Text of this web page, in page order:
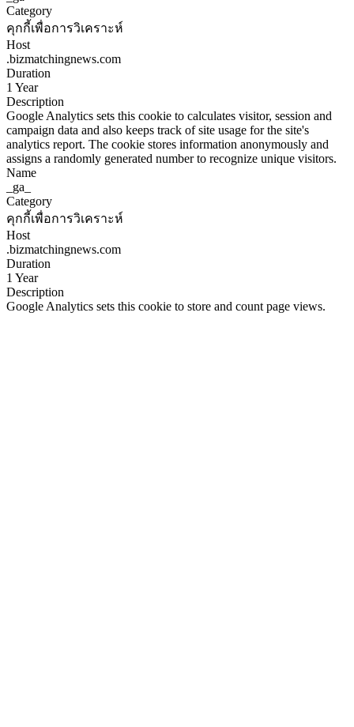
Category
คุกกี้เพื่อการวิเคราะห์
Host
.bizmatchingnews.com
Duration
1 Year
Description
Google Analytics sets this cookie to calculates visitor, session and
campaign data and also keeps track of site usage for the site's
analytics report. The cookie stores information anonymously and
assigns a randomly generated number to recognize unique visitors.
Name
_ga_
Category
คุกกี้เพื่อการวิเคราะห์
Host
.bizmatchingnews.com
Duration
1 Year
Description
Google Analytics sets this cookie to store and count page views.